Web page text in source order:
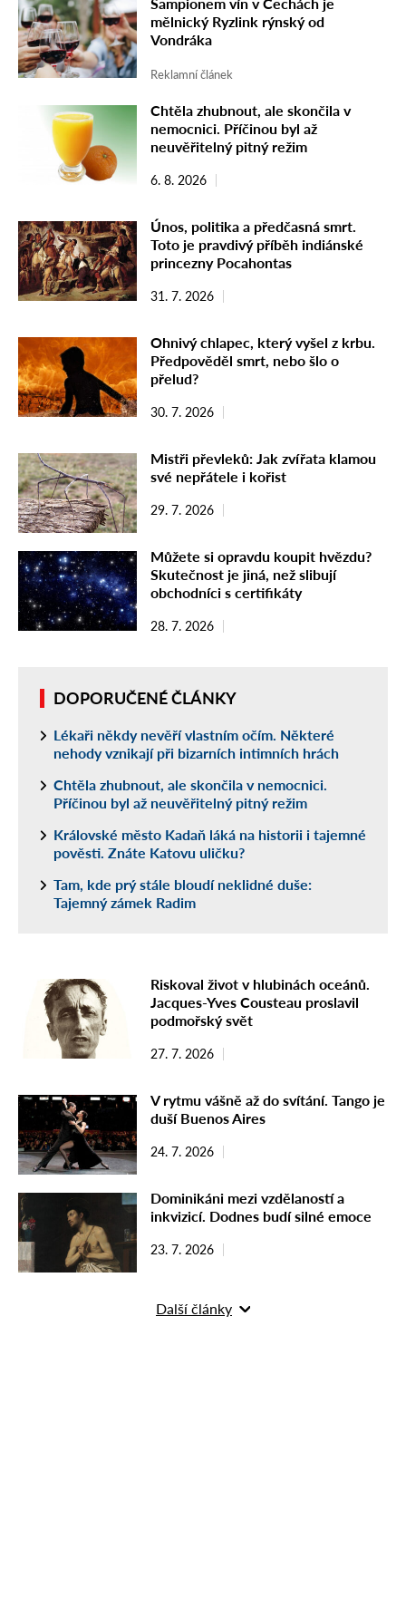
Šampionem vín v Čechách je
mělnický Ryzlink rýnský od
Vondráka
Reklamní článek
Chtěla zhubnout, ale skončila v
nemocnici. Příčinou byl až
neuvěřitelný pitný režim
6. 8. 2026
Únos, politika a předčasná smrt.
Toto je pravdivý příběh indiánské
princezny Pocahontas
31. 7. 2026
Ohnivý chlapec, který vyšel z krbu.
Předpověděl smrt, nebo šlo o
přelud?
30. 7. 2026
Mistři převleků: Jak zvířata klamou
své nepřátele i kořist
29. 7. 2026
Můžete si opravdu koupit hvězdu?
Skutečnost je jiná, než slibují
obchodníci s certifikáty
28. 7. 2026
DOPORUČENÉ ČLÁNKY
Lékaři někdy nevěří vlastním očím. Některé
nehody vznikají při bizarních intimních hrách
Chtěla zhubnout, ale skončila v nemocnici.
Příčinou byl až neuvěřitelný pitný režim
Královské město Kadaň láká na historii i tajemné
pověsti. Znáte Katovu uličku?
Tam, kde prý stále bloudí neklidné duše:
Tajemný zámek Radim
Riskoval život v hlubinách oceánů.
Jacques-Yves Cousteau proslavil
podmořský svět
27. 7. 2026
V rytmu vášně až do svítání. Tango je
duší Buenos Aires
24. 7. 2026
Dominikáni mezi vzdělaností a
inkvizicí. Dodnes budí silné emoce
23. 7. 2026
Další články